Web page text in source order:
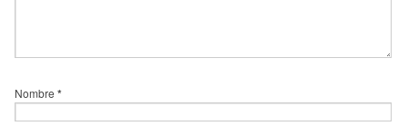
Nombre *